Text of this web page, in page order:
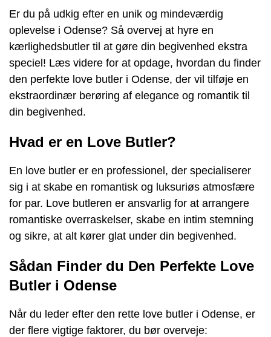
Er du på udkig efter en unik og mindeværdig
oplevelse i Odense? Så overvej at hyre en
kærlighedsbutler til at gøre din begivenhed ekstra
speciel! Læs videre for at opdage, hvordan du finder
den perfekte love butler i Odense, der vil tilføje en
ekstraordinær berøring af elegance og romantik til
din begivenhed.
Hvad er en Love Butler?
En love butler er en professionel, der specialiserer
sig i at skabe en romantisk og luksuriøs atmosfære
for par. Love butleren er ansvarlig for at arrangere
romantiske overraskelser, skabe en intim stemning
og sikre, at alt kører glat under din begivenhed.
Sådan Finder du Den Perfekte Love
Butler i Odense
Når du leder efter den rette love butler i Odense, er
der flere vigtige faktorer, du bør overveje: